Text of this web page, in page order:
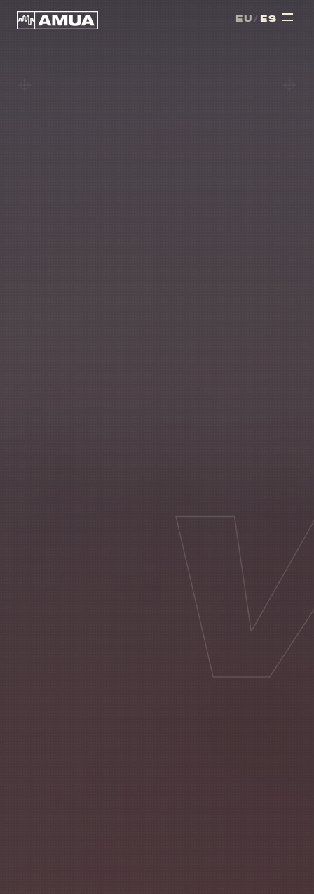
AMUA · FESTIBALA · HONDARRIBIA · MMXXVI · VI · EDIZIOA · EU/ ES